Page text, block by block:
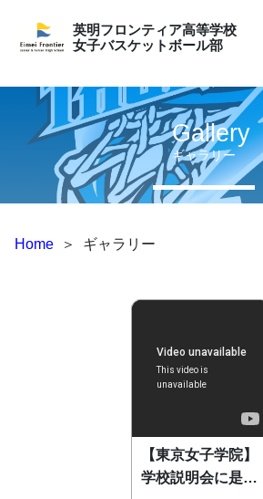
英明フロンティア高等学校
女子バスケットボール部
ギャラリー
Gallery
Home ＞ ギャラリー
【東京女子学院】
学校説明会に是非